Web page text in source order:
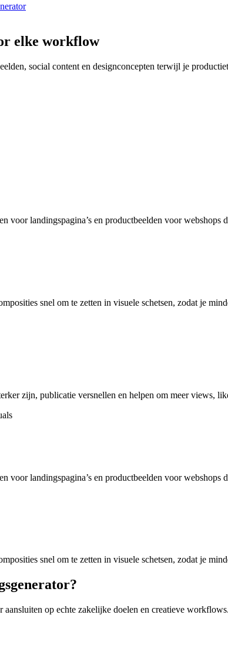
elke workflow
social content en designconcepten terwijl je
voor landingspagina’s en productbeelden voor webshops
snel om te zetten in visuele schetsen, zodat je
zijn, publicatie versnellen en helpen om meer views,
voor landingspagina’s en productbeelden voor webshops
snel om te zetten in visuele schetsen, zodat je
op echte zakelijke doelen en creatieve workflows.